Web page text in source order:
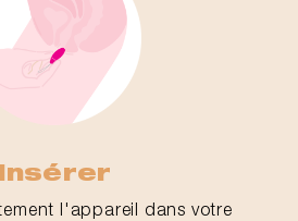
Insérer
l'appareil dans votre